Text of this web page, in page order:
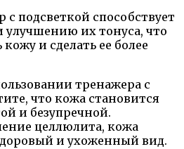
подсветкой способствует
их тонуса, что
и сделать ее более
тренажера с
что кожа становится
и безупречной.
целлюлита, кожа
и ухоженный вид.